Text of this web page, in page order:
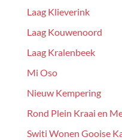
Laag Klieverink
Laag Kouwenoord
Laag Kralenbeek
Mi Oso
Nieuw Kempering
Rond Plein Kraai en
Switi Wonen Gooise